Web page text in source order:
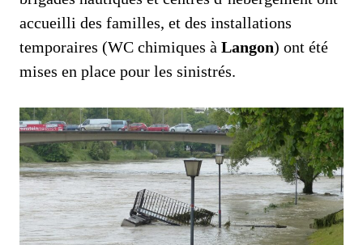
accueilli des familles, et des installations
temporaires (WC chimiques à Langon) ont été
mises en place pour les sinistrés.